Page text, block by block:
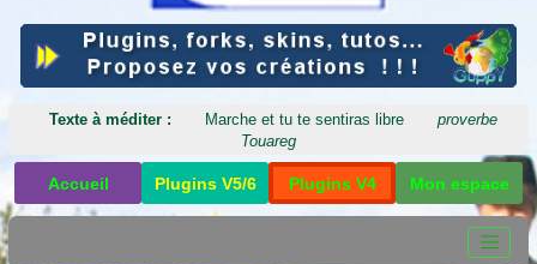
Texte à méditer : Marche et tu te sentiras libre
proverbe
Touareg
Accueil Plugins V5/6 Plugins V4 Mon espace